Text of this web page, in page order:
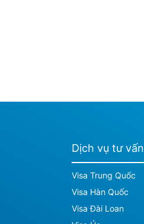
Dịch vụ tư vấn
Visa Trung Quốc
Visa Hàn Quốc
Visa Đài Loan